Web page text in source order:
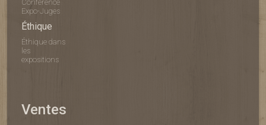
Conférence
Expo-Juges
Éthique
Éthique dans
les
expositions
Ventes